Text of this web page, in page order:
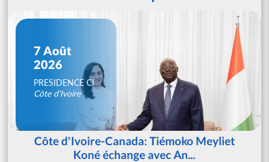
7 Août
2026
PRESIDENCE CI
Côte d'Ivoire
Côte d'Ivoire-Canada: Tiémoko Meyliet
Koné échange avec An...